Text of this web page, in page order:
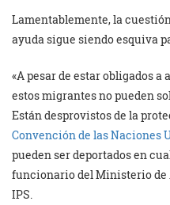
Lamentablemente, la
ayuda sigue siendo esquiva
«A pesar de estar obligados a
estos migrantes no pueden
Están desprovistos de la
Convención de las Naciones
pueden ser deportados en
funcionario del Ministerio de
IPS.